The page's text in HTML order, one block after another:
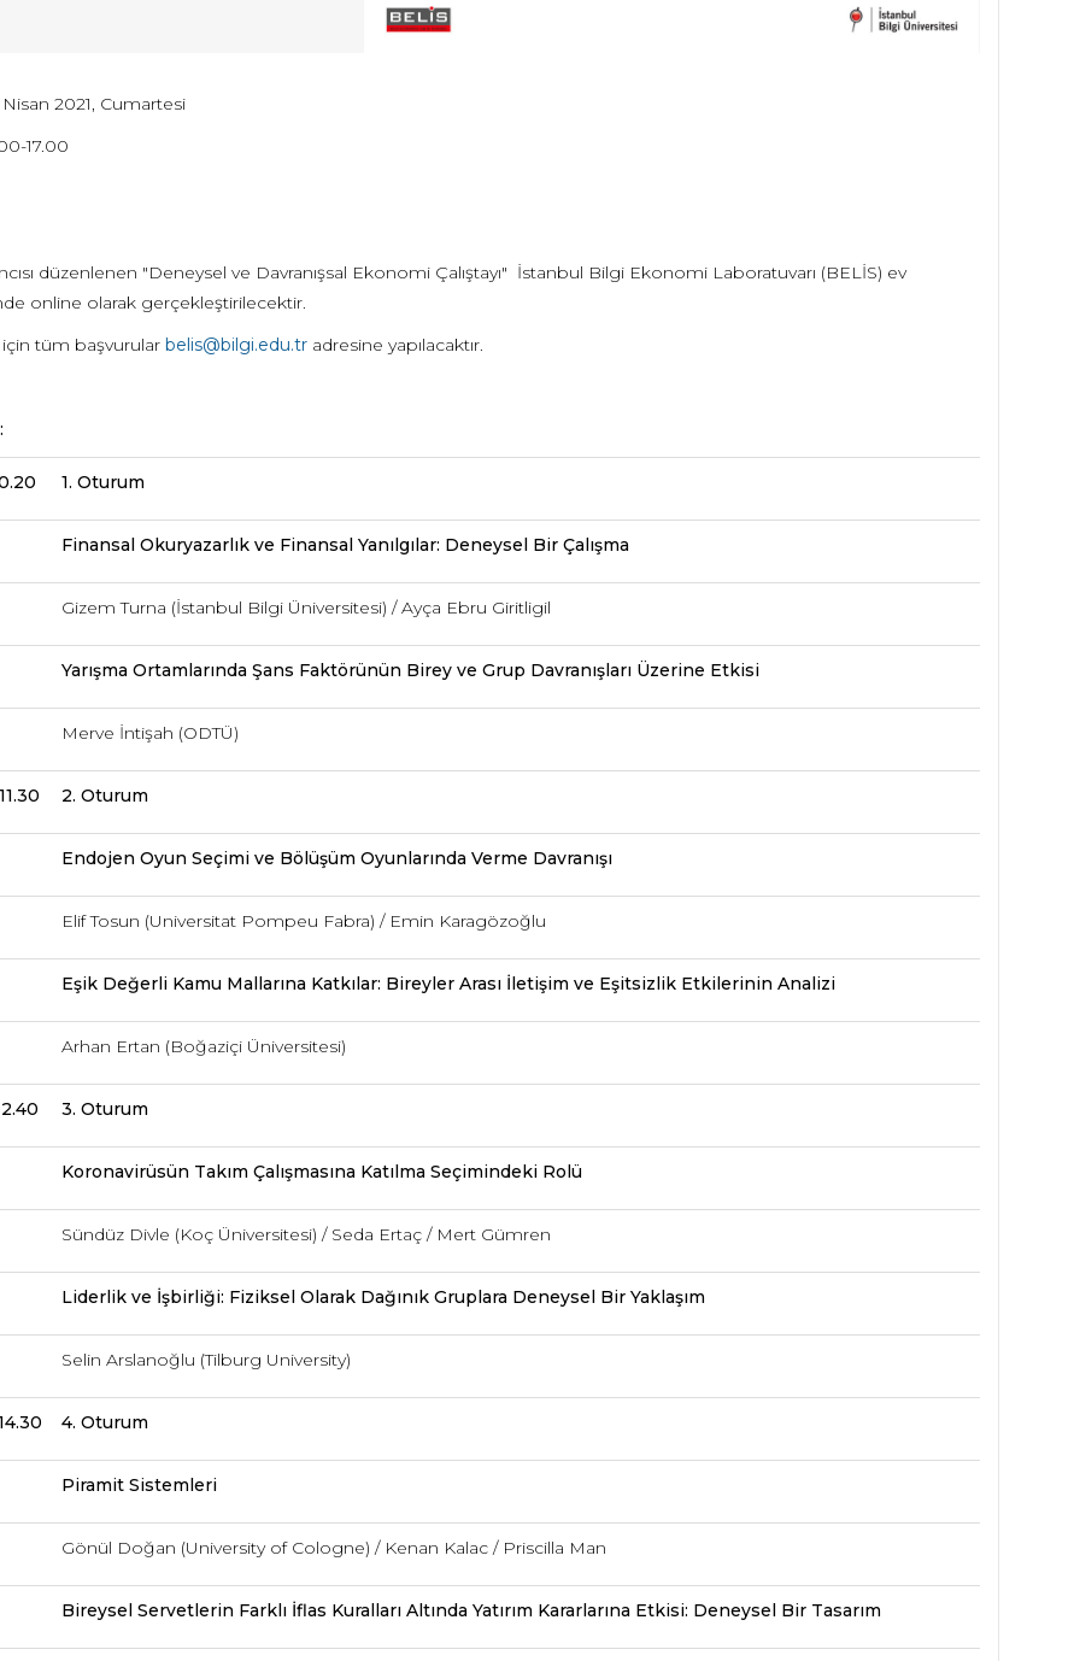
Nisan 2021, Cumartesi
17.00
düzenlenen "Deneysel ve Davranışsal Ekonomi Çalıştayı" İstanbul Bilgi Ekonomi Laboratuvarı (BELİS) ev
online olarak gerçekleştirilecektir.
için tüm başvurular belis@bilgi.edu.tradresine yapılacaktır.
1. Oturum
Finansal Okuryazarlık ve Finansal Yanılgılar: Deneysel Bir Çalışma
Gizem Turna (İstanbul Bilgi Üniversitesi) / Ayça Ebru Giritligil
Yarışma Ortamlarında Şans Faktörünün Birey ve Grup Davranışları Üzerine Etkisi
Merve İntişah (ODTÜ)
2. Oturum
Endojen Oyun Seçimi ve Bölüşüm Oyunlarında Verme Davranışı
Elif Tosun (Universitat Pompeu Fabra) / Emin Karagözoğlu
Eşik Değerli Kamu Mallarına Katkılar: Bireyler Arası İletişim ve Eşitsizlik Etkilerinin Analizi
Arhan Ertan (Boğaziçi Üniversitesi)
3. Oturum
Koronavirüsün Takım Çalışmasına Katılma Seçimindeki Rolü
Sündüz Divle (Koç Üniversitesi) / Seda Ertaç / Mert Gümren
Liderlik ve İşbirliği: Fiziksel Olarak Dağınık Gruplara Deneysel Bir Yaklaşım
Selin Arslanoğlu (Tilburg University)
4. Oturum
Piramit Sistemleri
Gönül Doğan (University of Cologne) / Kenan Kalac / Priscilla Man
Bireysel Servetlerin Farklı İflas Kuralları Altında Yatırım Kararlarına Etkisi: Deneysel Bir Tasarım